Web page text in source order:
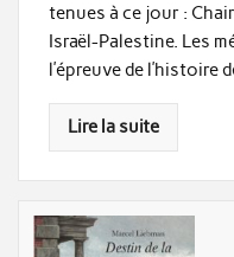
tenues à ce jour :
Israël-Palestine. Les
l’épreuve de l’histoire
Lire la suite